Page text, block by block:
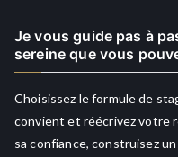
Je vous guide pas à
sereine que vous
Choisissez le formule de
convient et réécrivez votre
sa confiance, construisez